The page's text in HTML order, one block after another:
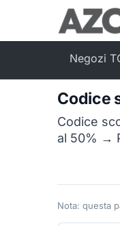
Negozi
Codice
Codice
al 50% →
Nota: questa